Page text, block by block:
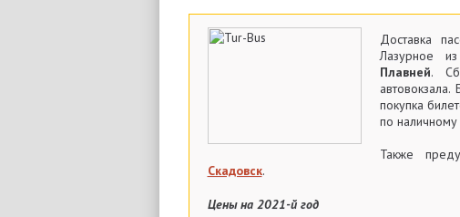
Доставка
Лазурное из
Плавней.
покупка
по наличному
Также
Скадовск.
Цены на 2021-й год